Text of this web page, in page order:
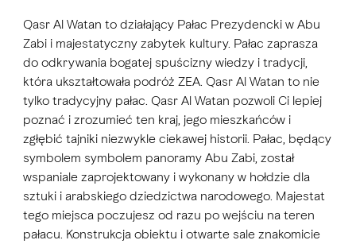
Qasr Al Watan to działający Pałac Prezydencki w Abu
Zabi i majestatyczny zabytek kultury. Pałac zaprasza
do odkrywania bogatej spuścizny wiedzy i tradycji,
która ukształtowała podróż ZEA. Qasr Al Watan to nie
tylko tradycyjny pałac. Qasr Al Watan pozwoli Ci lepiej
poznać i zrozumieć ten kraj, jego mieszkańców i
zgłębić tajniki niezwykle ciekawej historii. Pałac, będący
symbolem symbolem panoramy Abu Zabi, został
wspaniale zaprojektowany i wykonany w hołdzie dla
sztuki i arabskiego dziedzictwa narodowego. Majestat
tego miejsca poczujesz od razu po wejściu na teren
pałacu. Konstrukcja obiektu i otwarte sale znakomicie